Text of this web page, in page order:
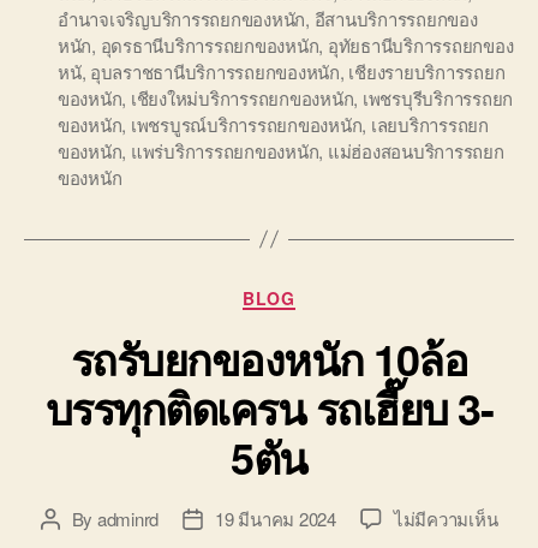
อำนาจเจริญบริการรถยกของหนัก, อีสานบริการรถยกของ
หนัก, อุดรธานีบริการรถยกของหนัก, อุทัยธานีบริการรถยกของ
หนั, อุบลราชธานีบริการรถยกของหนัก, เชียงรายบริการรถยก
ของหนัก, เชียงใหม่บริการรถยกของหนัก, เพชรบุรีบริการรถยก
ของหนัก, เพชรบูรณ์บริการรถยกของหนัก, เลยบริการรถยก
ของหนัก, แพร่บริการรถยกของหนัก, แม่ฮ่องสอนบริการรถยก
ของหนัก
Categories
BLOG
รถรับยกของหนัก 10ล้อ
บรรทุกติดเครน รถเฮี๊ยบ 3-
5ตัน
PostBy adminrd
Post19 มีนาคม 2024 ไม่มีความเห็นบน